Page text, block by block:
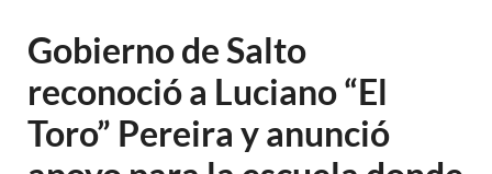
Gobierno de Salto
reconoció a Luciano “El
Toro” Pereira y anunció